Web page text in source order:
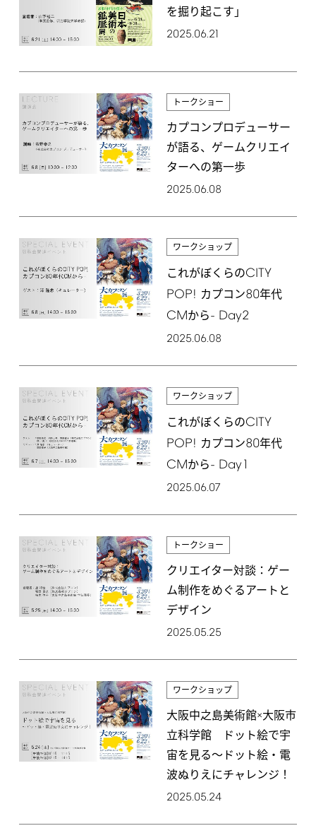
を掘り起こす」
2025.06.21
トークショー
カプコンプロデューサー
が語る、ゲームクリエイ
ターへの第一歩
2025.06.08
ワークショップ
これがぼくらのCITY
POP! カプコン80年代
CMから- Day2
2025.06.08
ワークショップ
これがぼくらのCITY
POP! カプコン80年代
CMから- Day1
2025.06.07
トークショー
クリエイター対談：ゲー
ム制作をめぐるアートと
デザイン
2025.05.25
ワークショップ
大阪中之島美術館×大阪市
立科学館 ドット絵で宇
宙を見る～ドット絵・電
波ぬりえにチャレンジ！
2025.05.24